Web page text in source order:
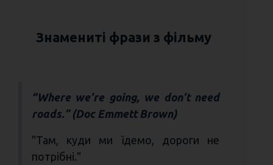
Знамениті фрази з фільму
“Where we're going, we don't need
roads.” (Doc Emmett Brown)
"Там, куди ми їдемо, дороги не
потрібні."